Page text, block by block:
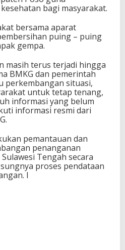
bagi masyarakat.
bersama aparat
puing – puing
gempa.
masih terus terjadi hingga
BMKG dan pemerintah
perkembangan situasi,
untuk tetap tenang,
informasi yang belum
informasi resmi dari
pemantauan dan
penanganan
Tengah secara
proses pendataan
I